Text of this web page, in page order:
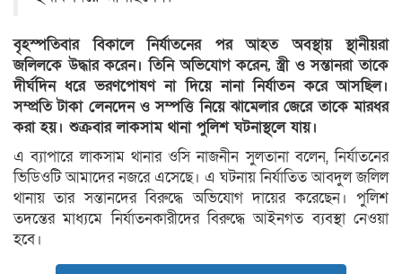
বৃহস্পতিবার বিকালে নির্যাতনের পর আহত অবস্থায় স্থানীয়রা
জলিলকে উদ্ধার করেন। তিনি অভিযোগ করেন, স্ত্রী ও সন্তানরা তাকে
দীর্ঘদিন ধরে ভরণপোষণ না দিয়ে নানা নির্যাতন করে আসছিল।
সম্প্রতি টাকা লেনদেন ও সম্পত্তি নিয়ে ঝামেলার জেরে তাকে মারধর
করা হয়। শুক্রবার লাকসাম থানা পুলিশ ঘটনাস্থলে যায়।
এ ব্যাপারে লাকসাম থানার ওসি নাজনীন সুলতানা বলেন, নির্যাতনের
ভিডিওটি আমাদের নজরে এসেছে। এ ঘটনায় নির্যাতিত আবদুল জলিল
থানায় তার সন্তানদের বিরুদ্ধে অভিযোগ দায়ের করেছেন। পুলিশ
তদন্তের মাধ্যমে নির্যাতনকারীদের বিরুদ্ধে আইনগত ব্যবস্থা নেওয়া
হবে।